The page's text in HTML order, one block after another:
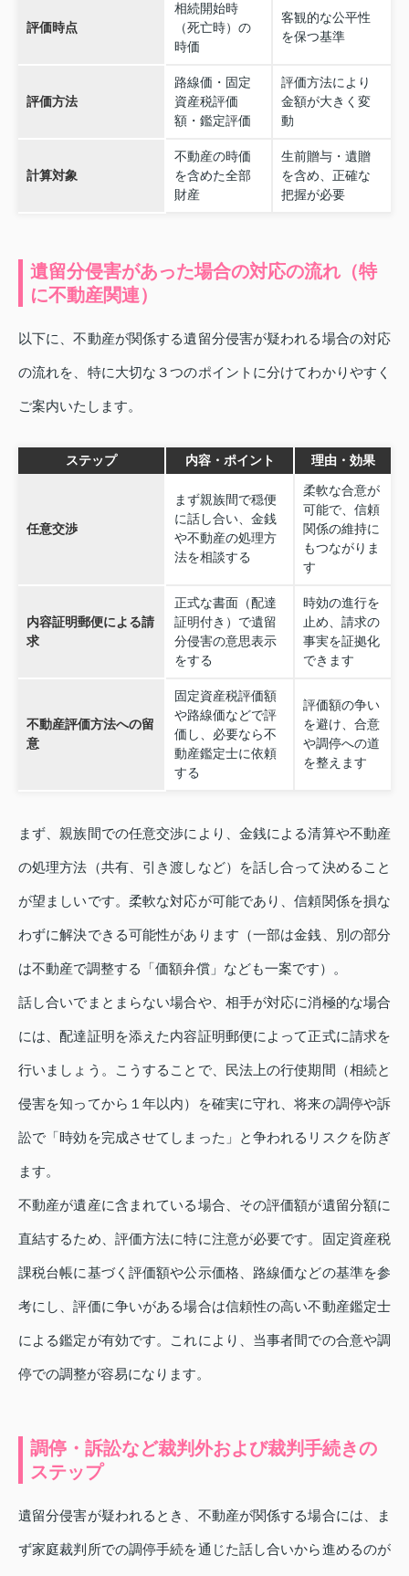
評価時点
相続開始時
（死亡時）の
時価
客観的な公平性
を保つ基準
評価方法
路線価・固定
資産税評価
額・鑑定評価
評価方法により
金額が大きく変
動
計算対象
不動産の時価
を含めた全部
財産
生前贈与・遺贈
を含め、正確な
把握が必要
遺留分侵害があった場合の対応の流れ（特
に不動産関連）
以下に、不動産が関係する遺留分侵害が疑われる場合の対応
の流れを、特に大切な３つのポイントに分けてわかりやすく
ご案内いたします。
ステップ 内容・ポイント 理由・効果
任意交渉
まず親族間で穏便
に話し合い、金銭
や不動産の処理方
法を相談する
柔軟な合意が
可能で、信頼
関係の維持に
もつながりま
す
内容証明郵便による請
求
正式な書面（配達
証明付き）で遺留
分侵害の意思表示
をする
時効の進行を
止め、請求の
事実を証拠化
できます
不動産評価方法への留
意
固定資産税評価額
や路線価などで評
価し、必要なら不
動産鑑定士に依頼
する
評価額の争い
を避け、合意
や調停への道
を整えます
まず、親族間での任意交渉により、金銭による清算や不動産
の処理方法（共有、引き渡しなど）を話し合って決めること
が望ましいです。柔軟な対応が可能であり、信頼関係を損な
わずに解決できる可能性があります（一部は金銭、別の部分
は不動産で調整する「価額弁償」なども一案です）。
話し合いでまとまらない場合や、相手が対応に消極的な場合
には、配達証明を添えた内容証明郵便によって正式に請求を
行いましょう。こうすることで、民法上の行使期間（相続と
侵害を知ってから１年以内）を確実に守れ、将来の調停や訴
訟で「時効を完成させてしまった」と争われるリスクを防ぎ
ます。
不動産が遺産に含まれている場合、その評価額が遺留分額に
直結するため、評価方法に特に注意が必要です。固定資産税
課税台帳に基づく評価額や公示価格、路線価などの基準を参
考にし、評価に争いがある場合は信頼性の高い不動産鑑定士
による鑑定が有効です。これにより、当事者間での合意や調
停での調整が容易になります。
調停・訴訟など裁判外および裁判手続きの
ステップ
遺留分侵害が疑われるとき、不動産が関係する場合には、ま
ず家庭裁判所での調停手続を通じた話し合いから進めるのが